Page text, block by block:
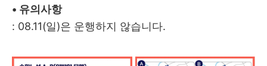
• 유의사항
: 08.11(일)은 운행하지 않습니다.